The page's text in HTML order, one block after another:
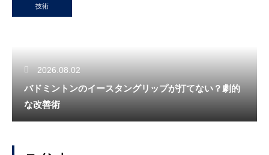
技術
2026.08.02
バドミントンのイースタングリップが打てない？劇的
な改善術